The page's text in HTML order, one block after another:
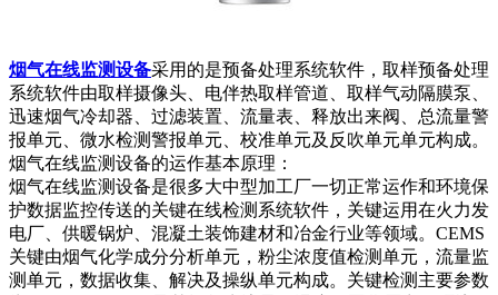
烟气在线监测设备采用的是预备处理系统软件，取样预备处理
系统软件由取样摄像头、电伴热取样管道、取样气动隔膜泵、
迅速烟气冷却器、过滤装置、流量表、释放出来阀、总流量警
报单元、微水检测警报单元、校准单元及反吹单元单元构成。
烟气在线监测设备的运作基本原理：
烟气在线监测设备是很多大中型加工厂一切正常运作和环境保
护数据监控传送的关键在线检测系统软件，关键运用在火力发
电厂、供暖锅炉、混凝土装饰建材和冶金行业等领域。CEMS
关键由烟气化学成分分析单元，粉尘浓度值检测单元，流量监
测单元，数据收集、解决及操纵单元构成。关键检测主要参数